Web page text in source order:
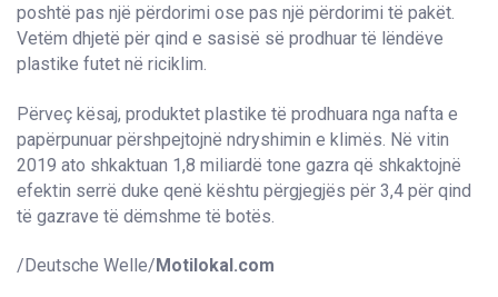
poshtë pas një përdorimi ose pas një përdorimi të pakët.
Vetëm dhjetë për qind e sasisë së prodhuar të lëndëve
plastike futet në riciklim.
Përveç kësaj, produktet plastike të prodhuara nga nafta e
papërpunuar përshpejtojnë ndryshimin e klimës. Në vitin
2019 ato shkaktuan 1,8 miliardë tone gazra që shkaktojnë
efektin serrë duke qenë kështu përgjegjës për 3,4 për qind
të gazrave të dëmshme të botës.
/Deutsche Welle/ Motilokal.com